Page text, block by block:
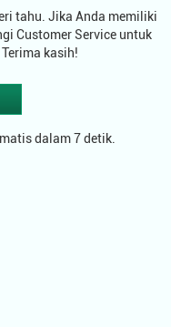
tahu. Jika Anda memiliki
Customer Service untuk
kasih!
dalam 7 detik.